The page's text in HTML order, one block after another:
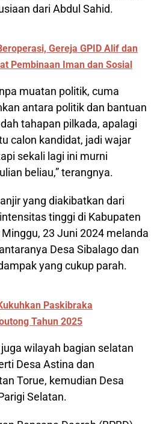
dari Abdul Sahid.
Gereja GPID Alif dan
Pembinaan Iman dan Sosial
muatan politik, cuma
antara politik dan bantuan
tahapan pilkada, apalagi
calon kandidat, jadi wajar
sekali lagi ini murni
beliau,” terangnya.
yang diakibatkan dari
tinggi di Kabupaten
23 Juni 2024 melanda
Desa Sibalago dan
yang cukup parah.
Paskibraka
Tahun 2025
wilayah bagian selatan
Desa Astina dan
Torue, kemudian Desa
Selatan.